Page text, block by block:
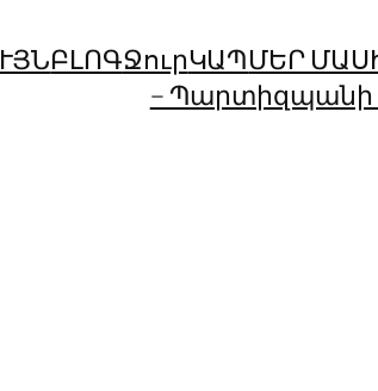
ԲԼՈԳՋուրԿԱՊՄԵՐ
– Պարտիզպանի